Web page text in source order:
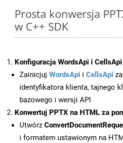
Prosta konwersja
w C++ SDK
Konfiguracja WordsApi i CellsApi
Zainicjuj WordsApi i CellsApi
identyfikatora klienta, tajnego
bazowego i wersji API
Konwertuj PPTX na HTML za
Utwórz
i formatem ustawionym na